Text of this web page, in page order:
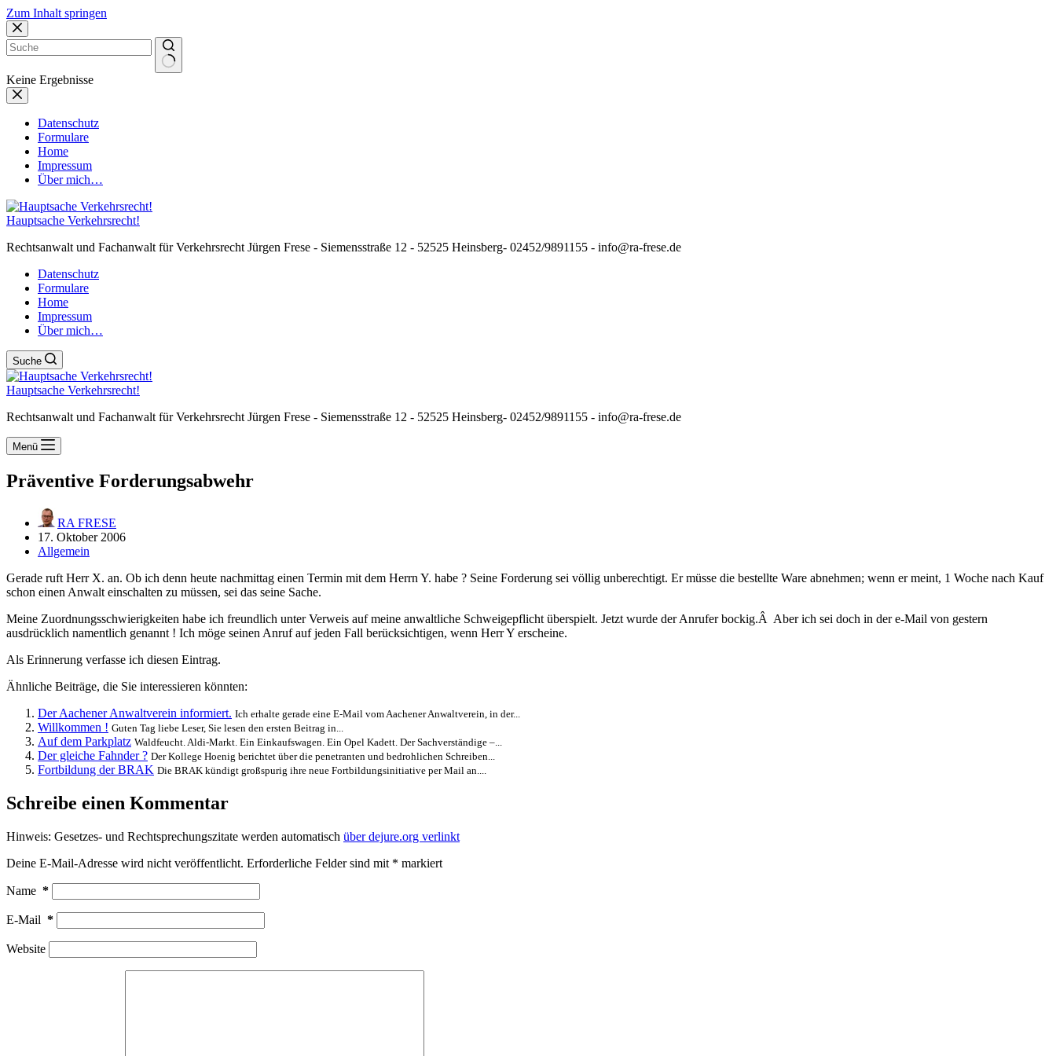
Zum Inhalt springen
Keine Ergebnisse
Datenschutz
Formulare
Home
Impressum
Über mich…
Hauptsache Verkehrsrecht!
Rechtsanwalt und Fachanwalt für Verkehrsrecht Jürgen Frese - Siemensstraße 12 - 52525 Heinsberg- 02452/9891155 - info@ra-frese.de
Datenschutz
Formulare
Home
Impressum
Über mich…
Suche
Hauptsache Verkehrsrecht!
Rechtsanwalt und Fachanwalt für Verkehrsrecht Jürgen Frese - Siemensstraße 12 - 52525 Heinsberg- 02452/9891155 - info@ra-frese.de
Menü
Präventive Forderungsabwehr
RA FRESE
17. Oktober 2006
Allgemein
Gerade ruft Herr X. an. Ob ich denn heute nachmittag einen Termin mit dem Herrn Y. habe ? Seine Forderung sei völlig unberechtigt. Er müsse die bestellte Ware abnehmen; wenn er meint, 1 Woche nach Kauf
schon einen Anwalt einschalten zu müssen, sei das seine Sache.
Meine Zuordnungsschwierigkeiten habe ich freundlich unter Verweis auf meine anwaltliche Schweigepflicht überspielt. Jetzt wurde der Anrufer bockig.Â Aber ich sei doch in der e-Mail von gestern
ausdrücklich namentlich genannt ! Ich möge seinen Anruf auf jeden Fall berücksichtigen, wenn Herr Y erscheine.
Als Erinnerung verfasse ich diesen Eintrag.
Ähnliche Beiträge, die Sie interessieren könnten:
Der Aachener Anwaltverein informiert. Ich erhalte gerade eine E-Mail vom Aachener Anwaltverein, in der...
Willkommen ! Guten Tag liebe Leser, Sie lesen den ersten Beitrag in...
Auf dem Parkplatz Waldfeucht. Aldi-Markt. Ein Einkaufswagen. Ein Opel Kadett. Der Sachverständige –...
Der gleiche Fahnder ? Der Kollege Hoenig berichtet über die penetranten und bedrohlichen Schreiben...
Fortbildung der BRAK Die BRAK kündigt großspurig ihre neue Fortbildungsinitiative per Mail an....
Schreibe einen Kommentar
Hinweis: Gesetzes- und Rechtsprechungszitate werden automatisch über dejure.org verlinkt
Deine E-Mail-Adresse wird nicht veröffentlicht. Erforderliche Felder sind mit * markiert
Name *
E-Mail *
Website